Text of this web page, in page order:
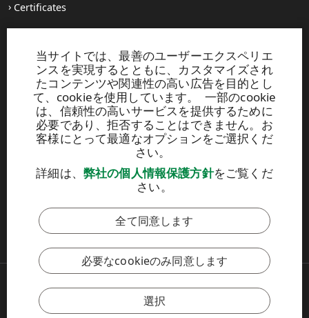
当サイトでは、最善のユーザーエクスペリエ
ンスを実現するとともに、カスタマイズされ
たコンテンツや関連性の高い広告を目的とし
て、cookieを使用しています。 一部のcookie
は、信頼性の高いサービスを提供するために
必要であり、拒否することはできません。お
客様にとって最適なオプションをご選択くだ
さい。
詳細は、 弊社の個人情報保護方針をご覧くだ
さい。
全て同意します
必要なcookieのみ同意します
選択
Certificates
About us
Production units
Brochures
UPM TIMBER
Peltokatu 26 C, 5th floor
FI-33101 Tampere, Finland
Tel. +358 204 15 113
このサイトはreCAPTCHAによって保護されており、
Googleのプラ
ーポリシーおよび利用規約が適用されます。
Copyright © 2026 UPM
JP.UPM.COM
サイト利用規約